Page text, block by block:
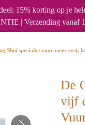
15% korting op je
| Verzending vanaf
De
vijf